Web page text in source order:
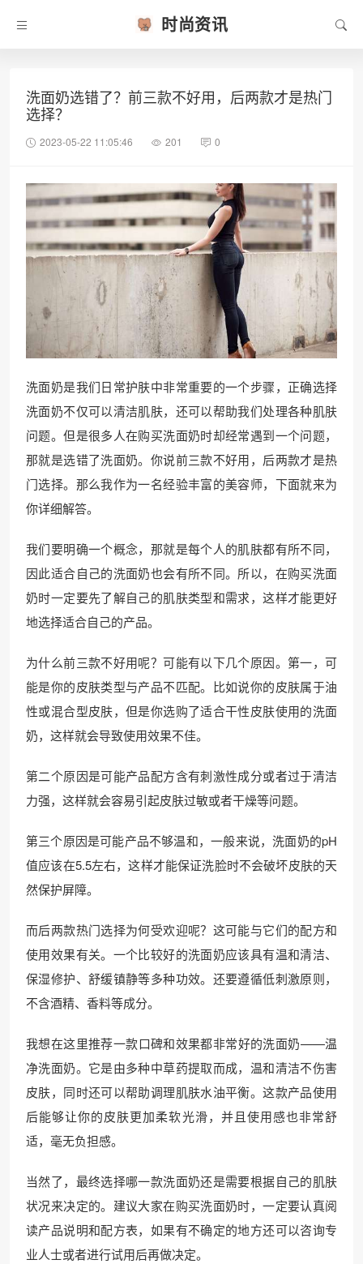
时尚资讯
洗面奶选错了？前三款不好用，后两款才是热门
选择？
2023-05-22 11:05:46 201 0
洗面奶是我们日常护肤中非常重要的一个步骤，正确选择
洗面奶不仅可以清洁肌肤，还可以帮助我们处理各种肌肤
问题。但是很多人在购买洗面奶时却经常遇到一个问题，
那就是选错了洗面奶。你说前三款不好用，后两款才是热
门选择。那么我作为一名经验丰富的美容师，下面就来为
你详细解答。
我们要明确一个概念，那就是每个人的肌肤都有所不同，
因此适合自己的洗面奶也会有所不同。所以，在购买洗面
奶时一定要先了解自己的肌肤类型和需求，这样才能更好
地选择适合自己的产品。
为什么前三款不好用呢？可能有以下几个原因。第一，可
能是你的皮肤类型与产品不匹配。比如说你的皮肤属于油
性或混合型皮肤，但是你选购了适合干性皮肤使用的洗面
奶，这样就会导致使用效果不佳。
第二个原因是可能产品配方含有刺激性成分或者过于清洁
力强，这样就会容易引起皮肤过敏或者干燥等问题。
第三个原因是可能产品不够温和，一般来说，洗面奶的pH
值应该在5.5左右，这样才能保证洗脸时不会破坏皮肤的天
然保护屏障。
而后两款热门选择为何受欢迎呢？这可能与它们的配方和
使用效果有关。一个比较好的洗面奶应该具有温和清洁、
保湿修护、舒缓镇静等多种功效。还要遵循低刺激原则，
不含酒精、香料等成分。
我想在这里推荐一款口碑和效果都非常好的洗面奶——温
净洗面奶。它是由多种中草药提取而成，温和清洁不伤害
皮肤，同时还可以帮助调理肌肤水油平衡。这款产品使用
后能够让你的皮肤更加柔软光滑，并且使用感也非常舒
适，毫无负担感。
当然了，最终选择哪一款洗面奶还是需要根据自己的肌肤
状况来决定的。建议大家在购买洗面奶时，一定要认真阅
读产品说明和配方表，如果有不确定的地方还可以咨询专
业人士或者进行试用后再做决定。